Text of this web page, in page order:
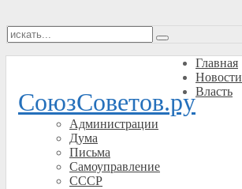
СоюзСоветов.ру
Главная
Новости
Власть
Администрации
Дума
Письма
Самоуправление
СССР